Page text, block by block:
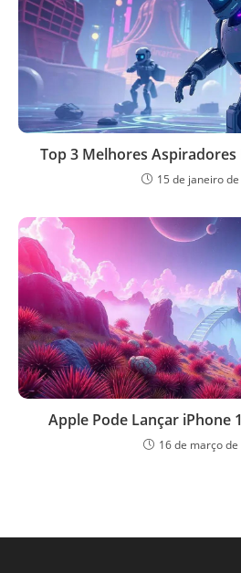
Top 3 Melhores Aspiradores
15 de janeiro
Apple Pode Lançar iPhone
16 de março de